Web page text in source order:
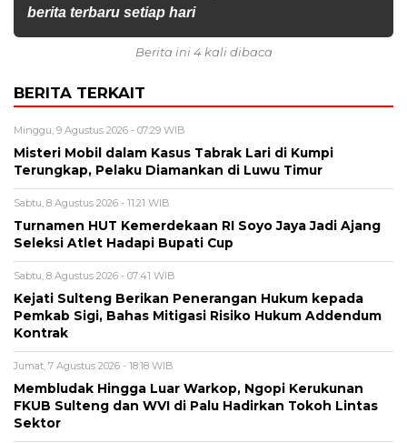
berita terbaru setiap hari
Berita ini 4 kali dibaca
BERITA TERKAIT
Minggu, 9 Agustus 2026 - 07:29 WIB
Misteri Mobil dalam Kasus Tabrak Lari di Kumpi
Terungkap, Pelaku Diamankan di Luwu Timur
Sabtu, 8 Agustus 2026 - 11:21 WIB
Turnamen HUT Kemerdekaan RI Soyo Jaya Jadi Ajang
Seleksi Atlet Hadapi Bupati Cup
Sabtu, 8 Agustus 2026 - 07:41 WIB
Kejati Sulteng Berikan Penerangan Hukum kepada
Pemkab Sigi, Bahas Mitigasi Risiko Hukum Addendum
Kontrak
Jumat, 7 Agustus 2026 - 18:18 WIB
Membludak Hingga Luar Warkop, Ngopi Kerukunan
FKUB Sulteng dan WVI di Palu Hadirkan Tokoh Lintas
Sektor